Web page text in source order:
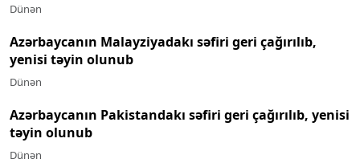
Dünən
Azərbaycanın Malayziyadakı səfiri geri çağırılıb,
yenisi təyin olunub
Dünən
Azərbaycanın Pakistandakı səfiri geri çağırılıb, yenisi
təyin olunub
Dünən